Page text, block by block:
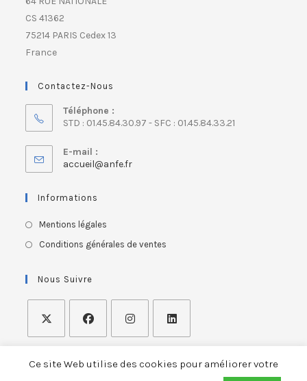
CS 41362
75214 PARIS Cedex 13
France
Contactez-Nous
Téléphone :
STD : 01.45.84.30.97 - SFC : 01.45.84.33.21
E-mail :
accueil@anfe.fr
Informations
Mentions légales
Conditions générales de ventes
Nous Suivre
Ce site Web utilise des cookies pour améliorer votre